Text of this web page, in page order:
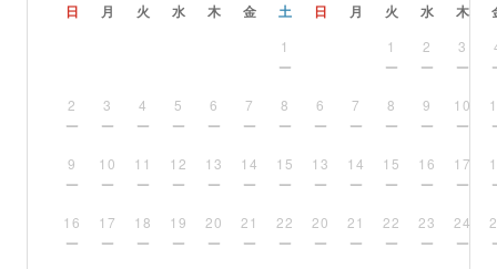
日 月 火 水 木 金 土
1
2 3 4 5 6 7 8
9 10 11 12 13 14 15
16 17 18 19 20 21 22
日 月 火 水 木
1 2 3
6 7 8 9 10
13 14 15 16 17
20 21 22 23 24